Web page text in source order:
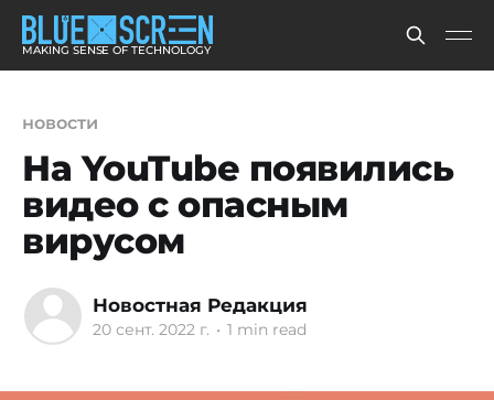
MAKING SENSE OF TECHNOLOGY
новости
На YouTube появились
видео с опасным
вирусом
Новостная Редакция
20 сент. 2022 г. • 1 min read